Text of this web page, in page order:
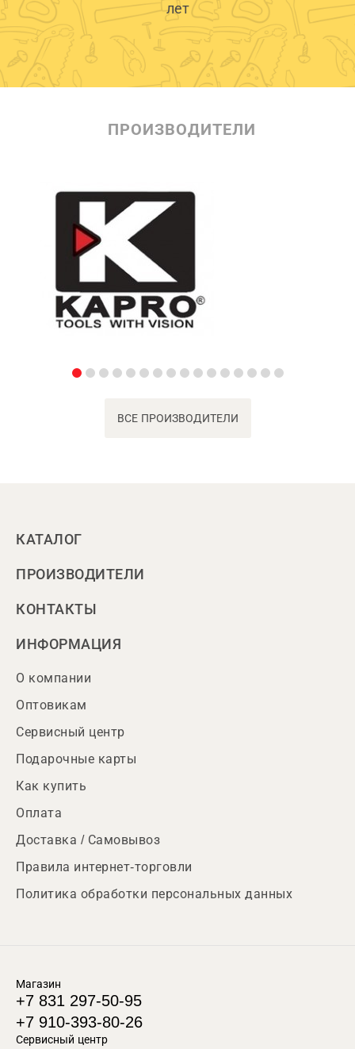
лет
ПРОИЗВОДИТЕЛИ
ВСЕ ПРОИЗВОДИТЕЛИ
КАТАЛОГ
ПРОИЗВОДИТЕЛИ
КОНТАКТЫ
ИНФОРМАЦИЯ
О компании
Оптовикам
Сервисный центр
Подарочные карты
Как купить
Оплата
Доставка / Самовывоз
Правила интернет-торговли
Политика обработки персональных данных
Магазин
+7 831 297-50-95
+7 910-393-80-26
Сервисный центр